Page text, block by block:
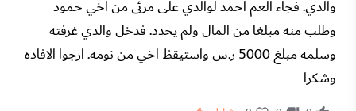
والدي. فجاء العم احمد لوالدي على مرئى من أخي حمود
وطلب منه مبلغا من المال ولم يحدد. فدخل والدي غرفته
وسلمه مبلغ 5000 ر.س واستيقظ اخي من نومه. ارجوا الافاده
وشكرا